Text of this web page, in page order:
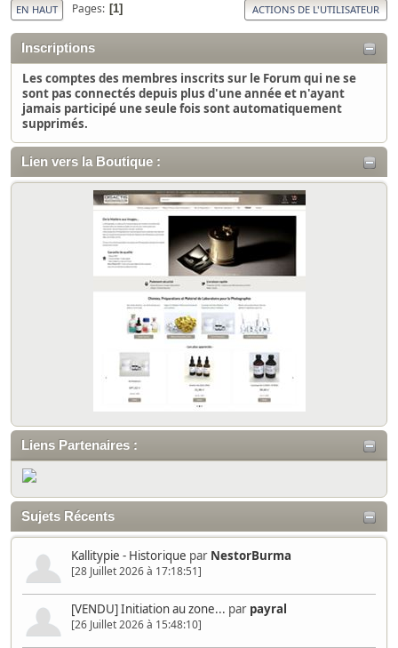
Inscriptions
Les comptes des membres inscrits sur le Forum qui ne se
sont pas connectés depuis plus d'une année et n'ayant
jamais participé une seule fois sont automatiquement
supprimés.
Lien vers la Boutique :
Liens Partenaires :
Sujets Récents
Kallitypie - Historique par NestorBurma
[28 Juillet 2026 à 17:18:51]
[VENDU] Initiation au zone... par payral
[26 Juillet 2026 à 15:48:10]
EN HAUT Pages 1 ACTIONS DE L'UTILISATEUR